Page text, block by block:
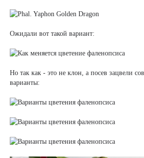
Ожидали вот такой вариант:
Но так как - это не клон, а посев зацвели
варианты: